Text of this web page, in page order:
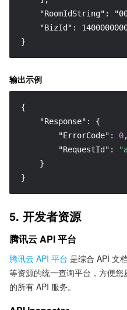
"RoomIdString":
"BizId":
}
输出示例
{
"Response" :
{
"ErrorCode" : 0,
"RequestId" :
}
}
5. 开发者资源
腾讯云 API 平台
腾讯云 API 平台 是综合 API 文
等资源的统一查询平台，方便
的所有 API 服务。